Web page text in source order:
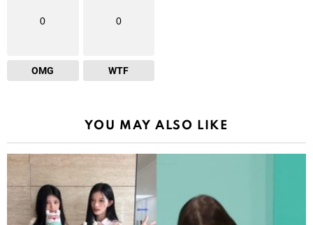
0
OMG
0
WTF
YOU MAY ALSO LIKE